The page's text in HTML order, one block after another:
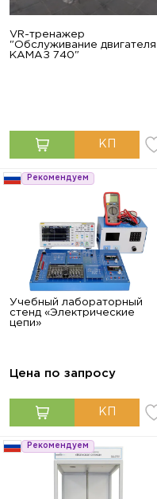
VR-тренажер
"Обслуживание двигателя
КАМАЗ 740"
Рекомендуем
Учебный лабораторный
стенд «Электрические
цепи»
Цена по запросу
Рекомендуем